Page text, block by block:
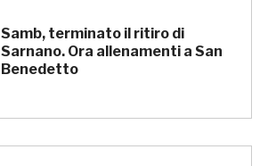
Samb, terminato il ritiro di
Sarnano. Ora allenamenti a San
Benedetto